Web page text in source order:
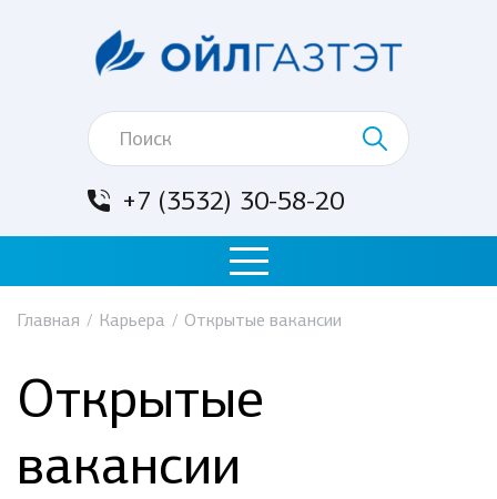
+7 (3532) 30-58-20
Главная / Карьера / Открытые вакансии
Открытые
вакансии